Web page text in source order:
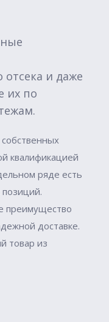
и даже
их по
квалификацией
ряде есть
преимущество
доставке.
товар из